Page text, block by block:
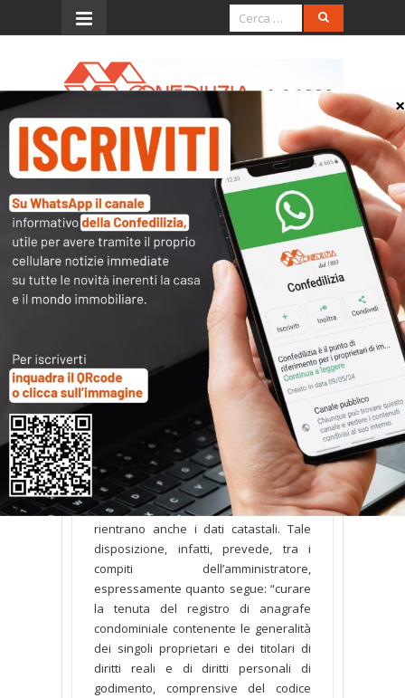
Menu
Obbligo dei dati catastali
Quesito
Si chiede se tra i dati da comunicare
all’amministratore ai fini dell’anagrafe
condominiale vi siano anche quelli
Parere
Una delle principali novità della legge n.
220/2012 è la previsione della
cosiddetta anagrafe condominiale di
cui all’art. 1130, n. 6, cod. civ. E tra i dati
che ciascun condomino deve
comunicare all’amministratore
rientrano anche i dati catastali. Tale
disposizione, infatti, prevede, tra i
compiti dell’amministratore,
espressamente quanto segue: “curare
la tenuta del registro di anagrafe
condominiale contenente le generalità
dei singoli proprietari e dei titolari di
diritti reali e di diritti personali di
godimento, comprensive del codice